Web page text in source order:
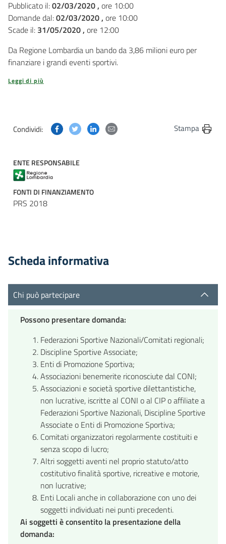
Pubblicato il:02/03/2020 , ore 10:00
Domande dal:02/03/2020 , ore 10:00
Scade il: 31/05/2020 , ore 12:00
Da Regione Lombardia un bando da 3,86 milioni euro per
finanziare i grandi eventi sportivi.
Leggi di più
Condividi: Condividi questa pagina su Facebook
Condividi questa pagina su Twitter
Condividi questa pagina su Linkedin
Condividi questa pagina via
Stampa
ENTE RESPONSABILE
FONTI DI FINANZIAMENTO
PRS 2018
Scheda informativa
Chi può partecipare
Possono presentare domanda:
Federazioni Sportive Nazionali/Comitati regionali;
Discipline Sportive Associate;
Enti di Promozione Sportiva;
Associazioni benemerite riconosciute dal CONI;
Associazioni e società sportive dilettantistiche,
non lucrative, iscritte al CONI o al CIP o affiliate a
Federazioni Sportive Nazionali, Discipline Sportive
Associate o Enti di Promozione Sportiva;
Comitati organizzatori regolarmente costituiti e
senza scopo di lucro;
Altri soggetti aventi nel proprio statuto/atto
costitutivo finalità sportive, ricreative e motorie,
non lucrative;
Enti Locali anche in collaborazione con uno dei
soggetti individuati nei punti precedenti.
Ai soggetti è consentito la presentazione della
domanda: